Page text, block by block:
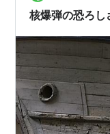
核爆弾の恐ろ